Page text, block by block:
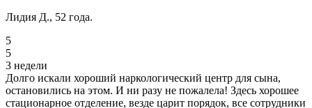
Лидия Д., 52 года.
5
5
3 недели
Долго искали хороший наркологический центр для сына,
остановились на этом. И ни разу не пожалела! Здесь хорошее
стационарное отделение, везде царит порядок, все сотрудники